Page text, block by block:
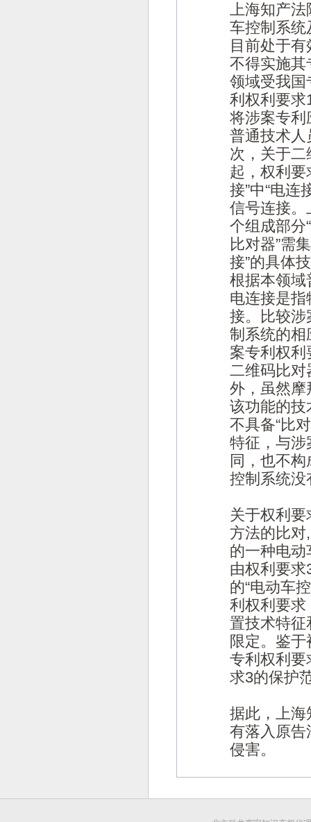
上海知产法
车控制系统
目前处于
不得实施其
领域受我国
利权利要求
将涉案专利
普通技术人
次，关于
起，权利
接”中“电连
信号连接。
个组成部分
比对器”需
接”的具体
根据本领域
电连接是
接。比较涉
制系统的相
案专利权利
二维码比对
外，虽然摩
该功能的技
不具备“比
特征，与涉
同，也不
控制系统没
关于权利
方法的比对
的一种电动
由权利要
的“电动车
利权利要求
置技术特征
限定。鉴
专利权利要
求3的保护
据此，上海
有落入原告
侵害。